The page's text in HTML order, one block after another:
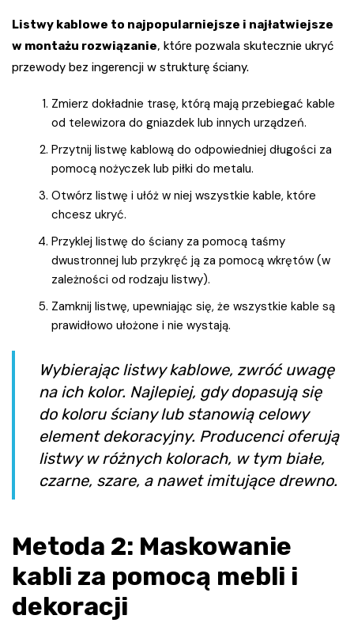
Listwy kablowe to najpopularniejsze i najłatwiejsze
w montażu rozwiązanie, które pozwala skutecznie ukryć
przewody bez ingerencji w strukturę ściany.
Zmierz dokładnie trasę, którą mają przebiegać kable
od telewizora do gniazdek lub innych urządzeń.
Przytnij listwę kablową do odpowiedniej długości za
pomocą nożyczek lub piłki do metalu.
Otwórz listwę i ułóż w niej wszystkie kable, które
chcesz ukryć.
Przyklej listwę do ściany za pomocą taśmy
dwustronnej lub przykręć ją za pomocą wkrętów (w
zależności od rodzaju listwy).
Zamknij listwę, upewniając się, że wszystkie kable są
prawidłowo ułożone i nie wystają.
Wybierając listwy kablowe, zwróć uwagę
na ich kolor. Najlepiej, gdy dopasują się
do koloru ściany lub stanowią celowy
element dekoracyjny. Producenci oferują
listwy w różnych kolorach, w tym białe,
czarne, szare, a nawet imitujące drewno.
Metoda 2: Maskowanie
kabli za pomocą mebli i
dekoracji